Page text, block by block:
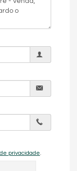
privacidade